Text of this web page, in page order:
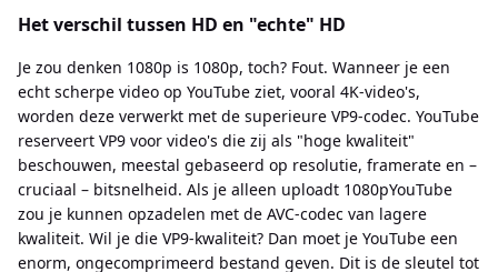
Het verschil tussen HD en "echte" HD
Je zou denken 1080p is 1080p, toch? Fout. Wanneer je een
echt scherpe video op YouTube ziet, vooral 4K-video's,
worden deze verwerkt met de superieure VP9-codec. YouTube
reserveert VP9 voor video's die zij als "hoge kwaliteit"
beschouwen, meestal gebaseerd op resolutie, framerate en –
cruciaal – bitsnelheid. Als je alleen uploadt 1080pYouTube
zou je kunnen opzadelen met de AVC-codec van lagere
kwaliteit. Wil je die VP9-kwaliteit? Dan moet je YouTube een
enorm, ongecomprimeerd bestand geven. Dit is de sleutel tot